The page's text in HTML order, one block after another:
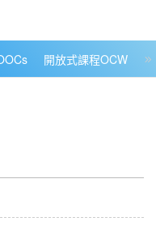
開放式課程OCW